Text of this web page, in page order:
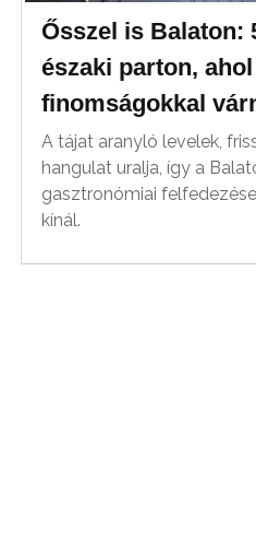
Ősszel is Balaton:
északi parton,
finomságokkal
A tájat aranyló levelek,
hangulat uralja, így a
gasztronómiai
kínál.